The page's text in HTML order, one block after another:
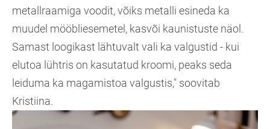
metallraamiga voodit, võiks metalli esineda ka
muudel mööbliesemetel, kasvõi kaunistuste näol.
Samast loogikast lähtuvalt vali ka valgustid - kui
elutoa lühtris on kasutatud kroomi, peaks seda
leiduma ka magamistoa valgustis," soovitab
Kristiina.